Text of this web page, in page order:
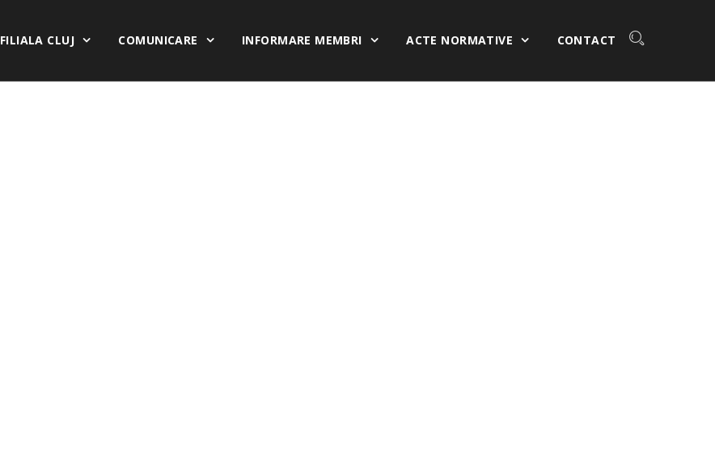
FILIALA CLUJ COMUNICARE INFORMARE MEMBRI ACTE NORMATIVE CONTACT